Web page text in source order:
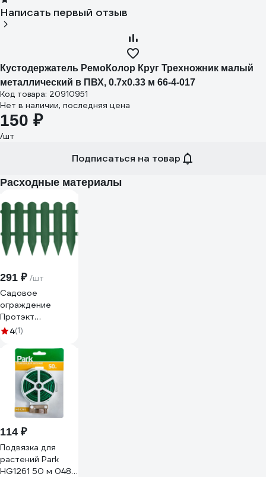
Написать первый отзыв
Кустодержатель РемоКолор Круг Трехножник малый
металлический в ПВХ, 0.7х0.33 м 66-4-017
Код товара: 20910951
Нет в наличии, последняя цена
150 ₽
/шт
Подписаться на товар
Расходные материалы
291 ₽ /шт
Садовое
ограждение
Протэкт
Штакетник высота
СОШ-25/16 Х
4(1)
114 ₽
Подвязка для
растений Park
HG1261 50 м 048